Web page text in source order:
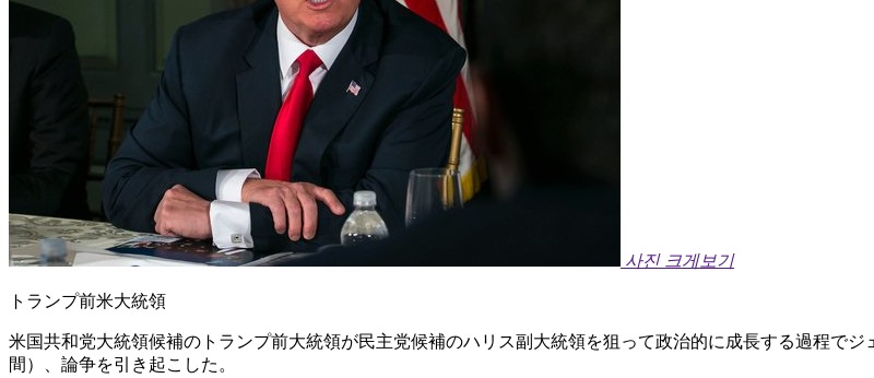
사진 크게보기
トランプ前米大統領
米国共和党大統領候補のトランプ前大統領が民主党候補のハリス副大統領を狙って政治的に成長する過程で
間）、論争を引き起こした。